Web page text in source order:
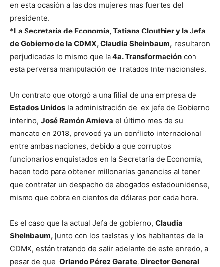
en esta ocasión a las dos mujeres más fuertes del
presidente.
*La Secretaría de Economía, Tatiana Clouthier y la Jefa
de Gobierno de la CDMX, Claudia Sheinbaum, resultaron
perjudicadas lo mismo que la4a. Transformación con
esta perversa manipulación de Tratados Internacionales.
Un contrato que otorgó a una filial de una empresa de
Estados Unidos la administración del ex jefe de Gobierno
interino, José Ramón Amieva el último mes de su
mandato en 2018, provocó ya un conflicto internacional
entre ambas naciones, debido a que corruptos
funcionarios enquistados en la Secretaría de Economía,
hacen todo para obtener millonarias ganancias al tener
que contratar un despacho de abogados estadounidense,
mismo que cobra en cientos de dólares por cada hora.
Es el caso que la actual Jefa de gobierno, Claudia
Sheinbaum, junto con los taxistas y los habitantes de la
CDMX, están tratando de salir adelante de este enredo, a
pesar de que Orlando Pérez Garate, Director General